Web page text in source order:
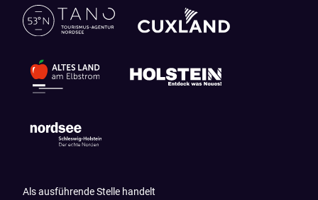
Als ausführende Stelle handelt